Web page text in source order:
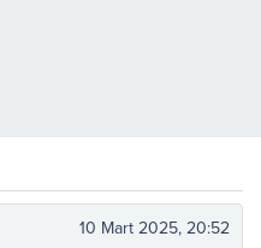
10 Mart 2025, 20:52